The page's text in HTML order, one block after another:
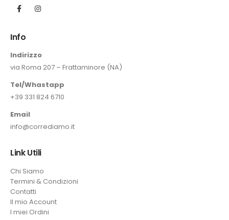
Info
Indirizzo
via Roma 207 – Frattaminore (NA)
Tel/Whastapp
+39 331 824 6710
Email
info@corrediamo.it
Link Utili
Chi Siamo
Termini & Condizioni
Contatti
Il mio Account
I miei Ordini